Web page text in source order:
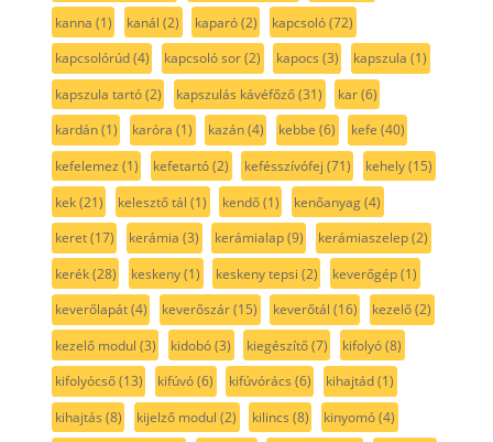
kanna (1) kanál (2) kaparó(2) kapcsoló(72)
kapcsolórúd(4) kapcsoló sor(2) kapocs (3) kapszula (1)
kapszula tartó(2) kapszulás kávéfőző(31) kar(6)
kardán(1) karóra (1) kazán(4) kebbe (6) kefe (40)
kefelemez (1) kefetartó(2) kefésszívófej (71) kehely(15)
kek(21) kelesztő tál (1) kendő(1) kenőanyag(4)
keret(17) kerámia (3) kerámialap(9) kerámiaszelep(2)
kerék(28) keskeny(1) keskeny tepsi (2) keverőgép(1)
keverőlapát(4) keverőszár(15) keverőtál (16) kezelő(2)
kezelő modul (3) kidobó(3) kiegészítő(7) kifolyó(8)
kifolyócső(13) kifúvó(6) kifúvórács (6) kihajtád(1)
kihajtás (8) kijelző modul (2) kilincs (8) kinyomó(4)